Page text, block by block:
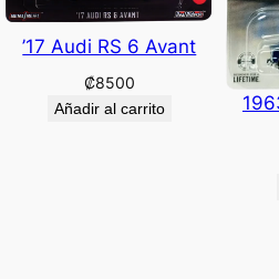
’17 Audi RS 6 Avant
₡8500
Añadir al carrito